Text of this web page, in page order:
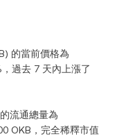
) 的當前價格為
，過去 7 天內 上漲了
的流通總量為
OKB ，完全稀釋市值